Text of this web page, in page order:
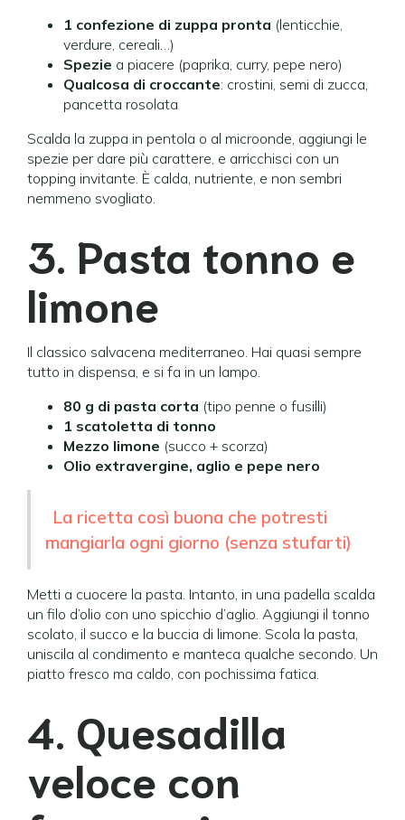
1 confezione di zuppa pronta (lenticchie,
verdure, cereali…)
Spezie a piacere (paprika, curry, pepe nero)
Qualcosa di croccante: crostini, semi di zucca,
pancetta rosolata
Scalda la zuppa in pentola o al microonde, aggiungi le
spezie per dare più carattere, e arricchisci con un
topping invitante. È calda, nutriente, e non sembri
nemmeno svogliato.
3. Pasta tonno e
limone
Il classico salvacena mediterraneo. Hai quasi sempre
tutto in dispensa, e si fa in un lampo.
80 g di pasta corta (tipo penne o fusilli)
1 scatoletta di tonno
Mezzo limone (succo + scorza)
Olio extravergine, aglio e pepe nero
La ricetta così buona che potresti
mangiarla ogni giorno (senza stufarti)
Metti a cuocere la pasta. Intanto, in una padella scalda
un filo d’olio con uno spicchio d’aglio. Aggiungi il tonno
scolato, il succo e la buccia di limone. Scola la pasta,
uniscila al condimento e manteca qualche secondo. Un
piatto fresco ma caldo, con pochissima fatica.
4. Quesadilla
veloce con